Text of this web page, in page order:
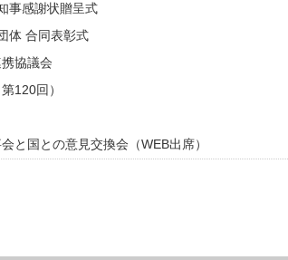
事感謝状贈呈式
体 合同表彰式
協議会
120回）
国との意見交換会（WEB出席）